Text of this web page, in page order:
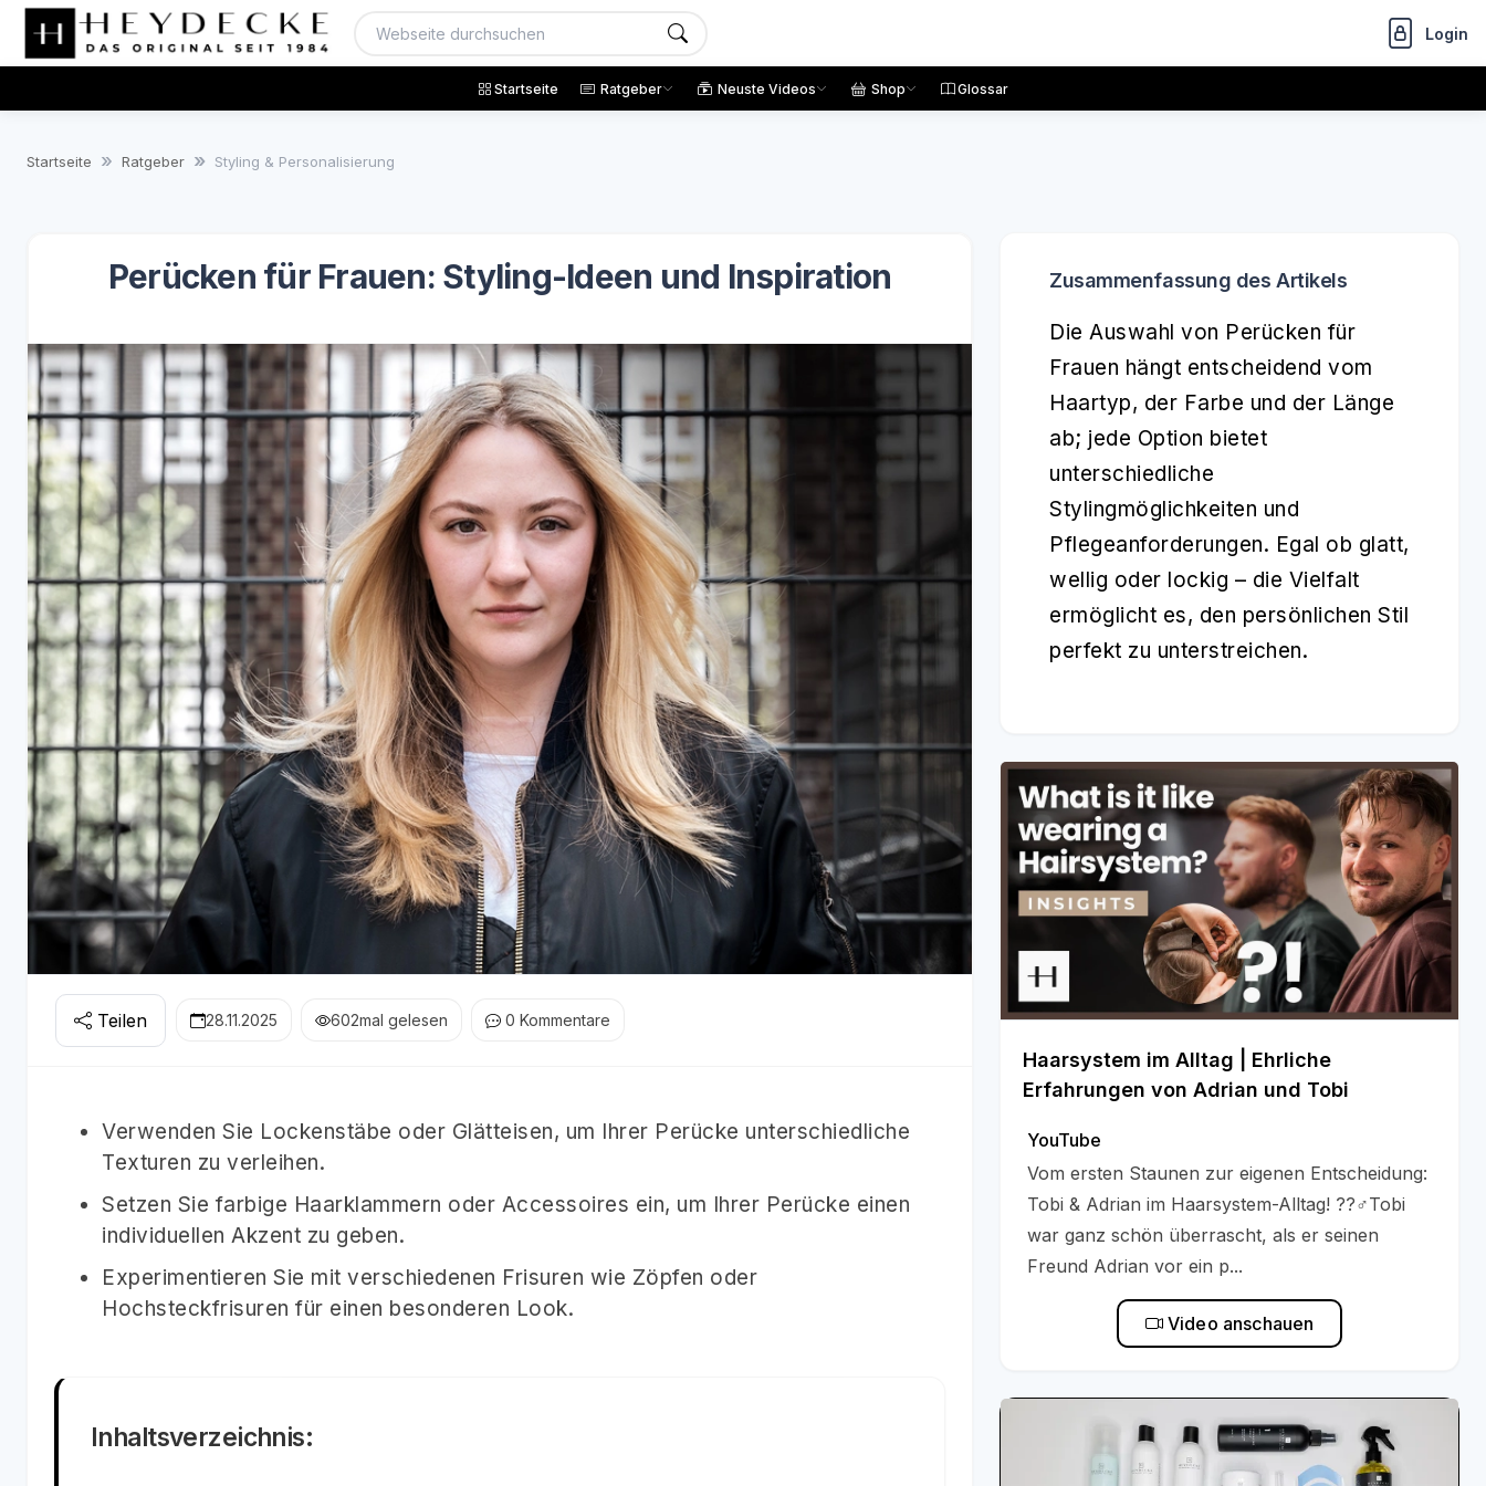
Login
Startseite Ratgeber Neuste Videos Shop Glossar
Startseite Ratgeber Styling & Personalisierung
Perücken für Frauen: Styling-Ideen und Inspiration
Teilen 28.11.2025 602mal gelesen 0 Kommentare
Verwenden Sie Lockenstäbe oder Glätteisen, um Ihrer Perücke unterschiedliche
Texturen zu verleihen.
Setzen Sie farbige Haarklammern oder Accessoires ein, um Ihrer Perücke einen
individuellen Akzent zu geben.
Experimentieren Sie mit verschiedenen Frisuren wie Zöpfen oder
Hochsteckfrisuren für einen besonderen Look.
Inhaltsverzeichnis:
Zusammenfassung des Artikels
Die Auswahl von Perücken für
Frauen hängt entscheidend vom
Haartyp, der Farbe und der Länge
ab; jede Option bietet
unterschiedliche
Stylingmöglichkeiten und
Pflegeanforderungen. Egal ob glatt,
wellig oder lockig – die Vielfalt
ermöglicht es, den persönlichen Stil
perfekt zu unterstreichen.
Haarsystem im Alltag | Ehrliche
Erfahrungen von Adrian und Tobi
YouTube
Vom ersten Staunen zur eigenen Entscheidung:
Tobi & Adrian im Haarsystem-Alltag! ??‍♂️Tobi
war ganz schön überrascht, als er seinen
Freund Adrian vor ein p...
Video anschauen